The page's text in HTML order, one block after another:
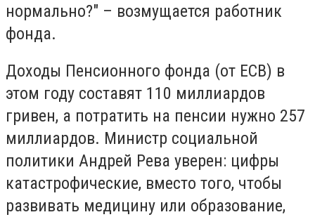
нормально?" – возмущается работник
фонда.
Доходы Пенсионного фонда (от ЕСВ) в
этом году составят 110 миллиардов
гривен, а потратить на пенсии нужно 257
миллиардов. Министр социальной
политики Андрей Рева уверен: цифры
катастрофические, вместо того, чтобы
развивать медицину или образование,